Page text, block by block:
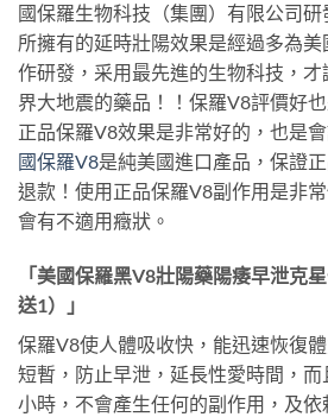
國保羅生物科技（集團）有限公司研
所擁有的延時壯陽效果是經過多為
作研發，采用最先進的生物科技，
界大地震的藥品！！保羅V8評價好
正品保羅V8效果是非常好的，也是
國保羅V8是純美國進口產品，保證
退款！使用正品保羅V8副作用是非
會有不適用癥狀。
「美國保羅黑V8壯陽藥陽痿早泄克
送1）」
保羅V8使人體吸收快，能迅速恢復
短暫，防止早泄，延長性愛時間，
小時，不會產生任何的副作用，及